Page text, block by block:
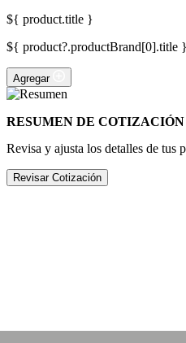
${ product.title }
${ product?.productBrand[0].title }
Agregar
RESUMEN DE COTIZACIÓN
Revisa y ajusta los detalles de tus
Revisar Cotización